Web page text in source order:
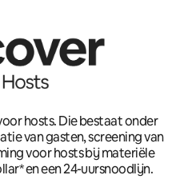
hosts. Die bestaat onder
van gasten, screening van
voor hosts bij materiële
en een 24-uursnoodlijn.